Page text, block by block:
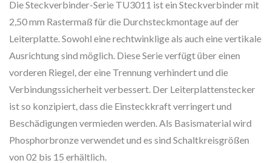
Die Steckverbinder-Serie TU3011 ist ein Steckverbinder mit
2,50 mm Rastermaß für die Durchsteckmontage auf der
Leiterplatte. Sowohl eine rechtwinklige als auch eine vertikale
Ausrichtung sind möglich. Diese Serie verfügt über einen
vorderen Riegel, der eine Trennung verhindert und die
Verbindungssicherheit verbessert. Der Leiterplattenstecker
ist so konzipiert, dass die Einsteckkraft verringert und
Beschädigungen vermieden werden. Als Basismaterial wird
Phosphorbronze verwendet und es sind Schaltkreisgrößen
von 02 bis 15 erhältlich.